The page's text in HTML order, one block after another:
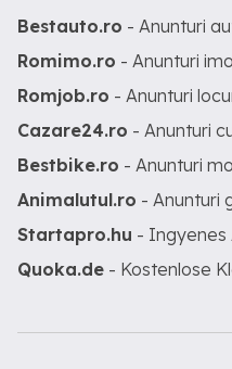
Bestauto.ro - Anunturi
Romimo.ro - Anunturi
Romjob.ro - Anunturi
Cazare24.ro - Anunturi
Bestbike.ro - Anunturi
Animalutul.ro - Anunturi
Startapro.hu - Ingyenes
Quoka.de - Kostenlose